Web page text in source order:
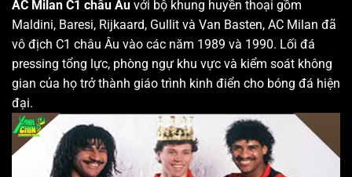
AC Milan C1 châu Âu với bộ khung huyền thoại gồm
Maldini, Baresi, Rijkaard, Gullit và Van Basten, AC Milan đã
vô địch C1 châu Âu vào các năm 1989 và 1990. Lối đá
pressing tổng lực, phòng ngự khu vực và kiểm soát không
gian của họ trở thành giáo trình kinh điển cho bóng đá hiện
đại.